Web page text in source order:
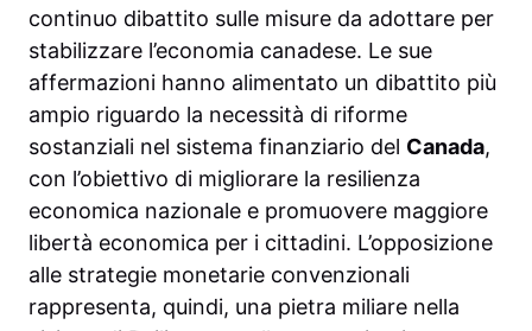
continuo dibattito sulle misure da adottare per
stabilizzare l’economia canadese. Le sue
affermazioni hanno alimentato un dibattito più
ampio riguardo la necessità di riforme
sostanziali nel sistema finanziario del Canada,
con l’obiettivo di migliorare la resilienza
economica nazionale e promuovere maggiore
libertà economica per i cittadini. L’opposizione
alle strategie monetarie convenzionali
rappresenta, quindi, una pietra miliare nella